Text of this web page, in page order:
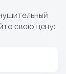
свою цену: